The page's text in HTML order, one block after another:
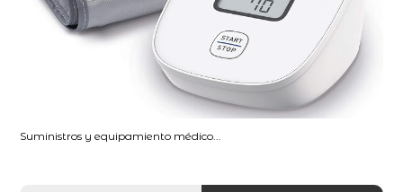
Suministros y equipamiento médico...